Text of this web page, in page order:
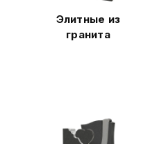
Элитные из
гранита